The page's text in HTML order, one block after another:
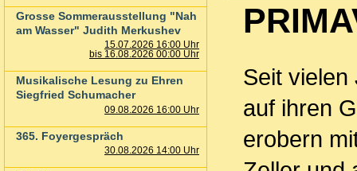
Grosse Sommerausstellung "Nah
am Wasser" Judith Merkushev
15.07.2026 16:00 Uhr
bis 16.08.2026 00:00 Uhr
Musikalische Lesung zu Ehren
Siegfried Schumacher
09.08.2026 16:00 Uhr
365. Foyergespräch
30.08.2026 14:00 Uhr
Seit vielen
auf ihren
erobern